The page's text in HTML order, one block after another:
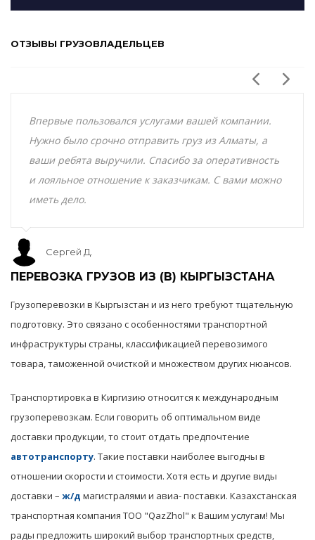
ОТЗЫВЫ ГРУЗОВЛАДЕЛЬЦЕВ
Впервые пользовался услугами вашей компании.
Нужно было срочно отправить груз из Алматы, а
ваши ребята выручили. Спасибо за оперативность
и лояльное отношение к заказчикам. С вами можно
иметь дело.
Сергей Д.
ПЕРЕВОЗКА ГРУЗОВ ИЗ (В) КЫРГЫЗСТАНА
Грузоперевозки в Кыргызстан и из него требуют тщательную
подготовку. Это связано с особенностями транспортной
инфраструктуры страны, классификацией перевозимого
товара, таможенной очисткой и множеством других нюансов.
Транспортировка в Киргизию относится к международным
грузоперевозкам. Если говорить об оптимальном виде
доставки продукции, то стоит отдать предпочтение
автотранспорту. Такие поставки наиболее выгодны в
отношении скорости и стоимости. Хотя есть и другие виды
доставки – ж/д магистралями и авиа- поставки. Казахстанская
транспортная компания ТОО "QazZhol" к Вашим услугам! Мы
рады предложить широкий выбор транспортных средств,